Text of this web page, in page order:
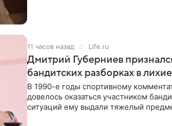
11 часов назад Life.ru
Дмитрий Губерниев
бандитских разборках в
В 1990-е годы спортивному
довелось оказаться участником
ситуаций ему выдали тяжелый